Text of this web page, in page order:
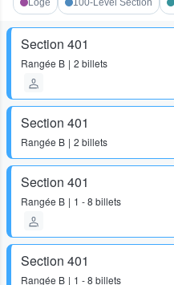
Loge 100-Level Section
Section 401
Rangée B 2 billets
Section 401
Rangée B 2 billets
Section 401
Rangée B 1 - 8 billets
Section 401
Rangée B 1 - 8 billets